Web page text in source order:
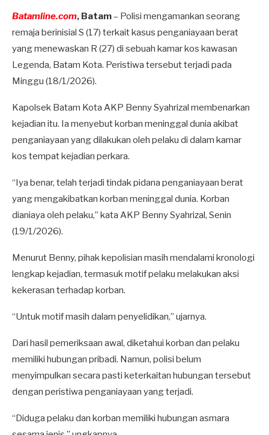
Batamline.com, Batam– Polisi mengamankan seorang
remaja berinisial S (17) terkait kasus penganiayaan berat
yang menewaskan R (27) di sebuah kamar kos kawasan
Legenda, Batam Kota. Peristiwa tersebut terjadi pada
Minggu (18/1/2026).
Kapolsek Batam Kota AKP Benny Syahrizal membenarkan
kejadian itu. Ia menyebut korban meninggal dunia akibat
penganiayaan yang dilakukan oleh pelaku di dalam kamar
kos tempat kejadian perkara.
“Iya benar, telah terjadi tindak pidana penganiayaan berat
yang mengakibatkan korban meninggal dunia. Korban
dianiaya oleh pelaku,” kata AKP Benny Syahrizal, Senin
(19/1/2026).
Menurut Benny, pihak kepolisian masih mendalami kronologi
lengkap kejadian, termasuk motif pelaku melakukan aksi
kekerasan terhadap korban.
“Untuk motif masih dalam penyelidikan,” ujarnya.
Dari hasil pemeriksaan awal, diketahui korban dan pelaku
memiliki hubungan pribadi. Namun, polisi belum
menyimpulkan secara pasti keterkaitan hubungan tersebut
dengan peristiwa penganiayaan yang terjadi.
“Diduga pelaku dan korban memiliki hubungan asmara